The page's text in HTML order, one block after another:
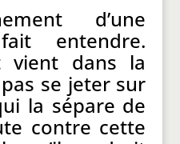
d’une
entendre.
vient dans la
se jeter sur
la sépare de
contre cette